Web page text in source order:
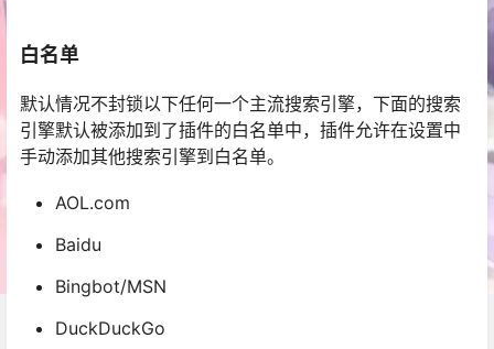
白名单
默认情况不封锁以下任何一个主流搜索引擎，下面的搜索
引擎默认被添加到了插件的白名单中，插件允许在设置中
手动添加其他搜索引擎到白名单。
AOL.com
Baidu
Bingbot/MSN
DuckDuckGo